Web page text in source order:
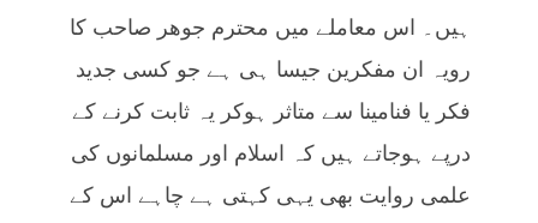
ہیں۔ اس معاملے میں محترم جوھر صاحب کا
رویہ ان مفکرین جیسا ہی ہے جو کسی جدید
فکر یا فنامینا سے متاثر ہوکر یہ ثابت کرنے کے
درپے ہوجاتے ہیں کہ اسلام اور مسلمانوں کی
علمی روایت بھی یہی کہتی ہے چاہے اس کے